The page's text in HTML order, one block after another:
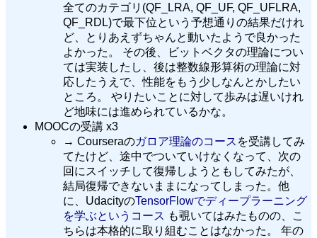
全てのカテゴリ(QF_LRA, QF_UF, QF_UFLRA,
QF_RDL)で最下位という予想通りの結果だけれ
ど、とりあえずちゃんと動いたようで良かった
よかった。 その後、ビットベクタの理論につい
ては実装したし、後は整数線形算術の理論に対
応したうえで、性能をもう少しなんとかしたい
ところ。 やりたいことに対して歩みは遅いけれ
ど地味には進められているかな。
MOOCの受講 x3
→ Courseraのガロア理論のコース を受講してみ
てたけど、途中でついていけなくなって、次の
回にスイッチして復帰しようともしてみたが、
結局復帰できないままになってしまった。他
に、UdacityのTensorFlowでディープラーニング
を学ぶというコース も覗いてはみたものの、こ
ちらは本格的に取り組むことはなかった。 年の